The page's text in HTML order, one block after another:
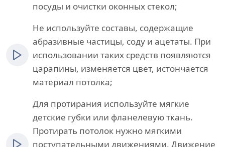
посуды и очистки оконных стекол;
Не используйте составы, содержащие
абразивные частицы, соду и ацетаты. При
использовании таких средств появляются
царапины, изменяется цвет, истончается
материал потолка;
Для протирания используйте мягкие
детские губки или фланелевую ткань.
Протирать потолок нужно мягкими
поступательными движениями. Движение